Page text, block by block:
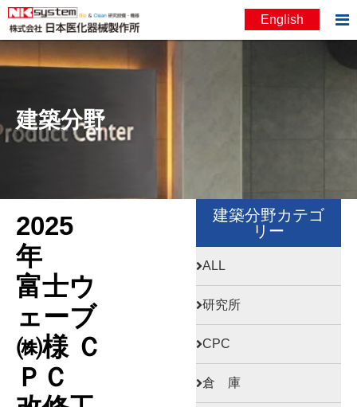
English
English 
建築分野
2025
年
富士ウ
ェーブ
㈱様 Ｃ
ＰＣ
建築分野カテゴ
リー
ALL
研究所
CPC
倉 庫